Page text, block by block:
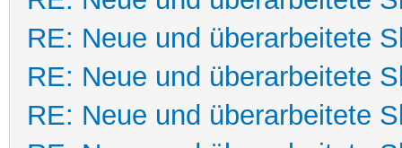
RE: Neue und überarbeitete
RE: Neue und überarbeitete
RE: Neue und überarbeitete